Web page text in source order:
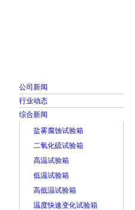
公司新闻
行业动态
综合新闻
盐雾腐蚀试验箱
二氧化硫试验箱
高温试验箱
低温试验箱
高低温试验箱
温度快速变化试验箱